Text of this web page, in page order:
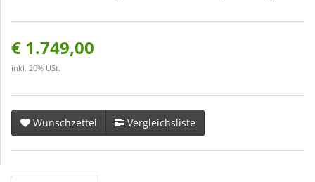
€ 1.749,00
inkl. 20% USt.
Wunschzettel Vergleichsliste